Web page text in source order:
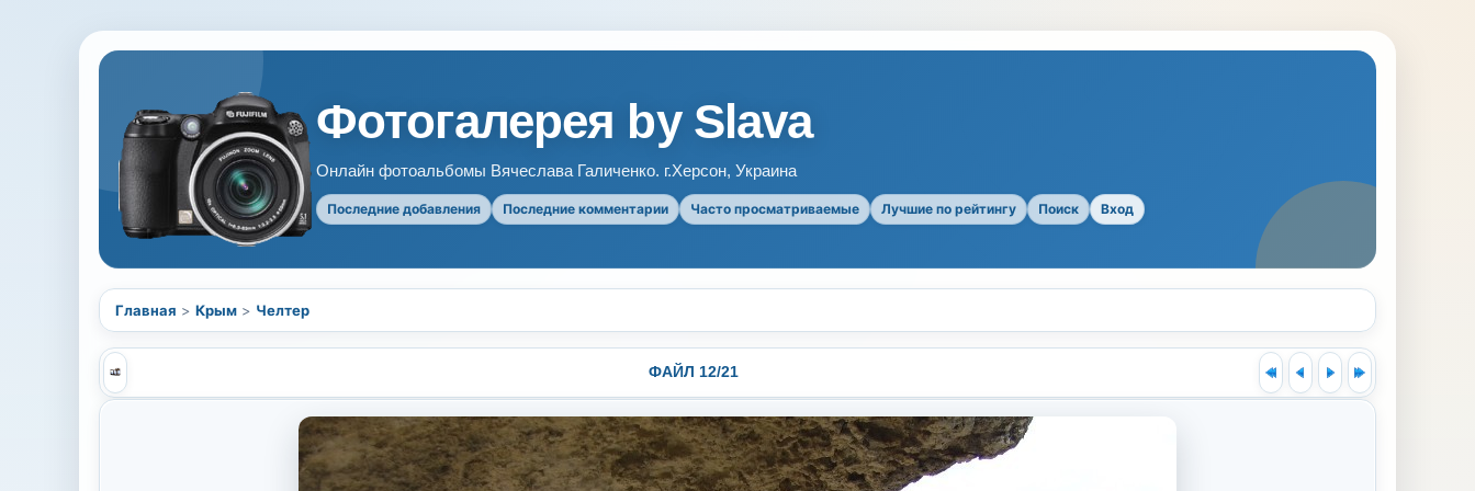
Фотогалерея by Slava
Онлайн фотоальбомы Вячеслава Галиченко. г.Херсон, Украина
Последние добавления Последние комментарии Часто просматриваемые Лучшие по рейтингу Поиск Вход
Главная > Крым > Челтер
ФАЙЛ 12/21